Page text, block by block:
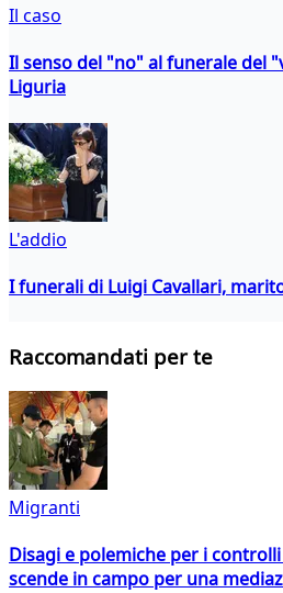
Il caso
Il senso del "no" al funerale del
Liguria
L'addio
I funerali di Luigi Cavallari,
Raccomandati per te
Migranti
Disagi e polemiche per i
scende in campo per una